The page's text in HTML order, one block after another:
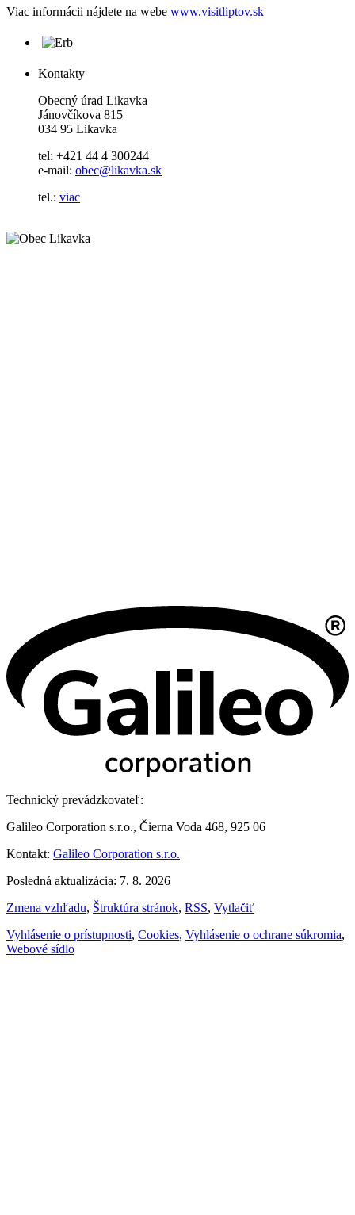
Viac informácii nájdete na webe www.visitliptov.sk
Kontakty
Obecný úrad Likavka
Jánovčíkova 815
034 95 Likavka
tel: +421 44 4 300244
e-mail: obec@likavka.sk
tel.: viac
Technický prevádzkovateľ:
Galileo Corporation s.r.o., Čierna Voda 468, 925 06
Kontakt: Galileo Corporation s.r.o.
Posledná aktualizácia: 7. 8. 2026
Zmena vzhľadu, Štruktúra stránok, RSS, Vytlačiť
Vyhlásenie o prístupnosti, Cookies, Vyhlásenie o ochrane súkromia,
Webové sídlo